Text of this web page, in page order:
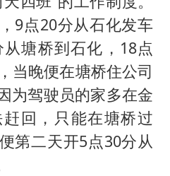
9点20分从石化发车
塘桥到石化，18点
当晚便在塘桥住公司
为驾驶员的家多在金
回，只能在塘桥过
第二天开5点30分从